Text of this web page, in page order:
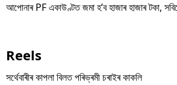
আপোনাৰ PF একাউণ্টত জমা হ’ব হাজাৰ হাজাৰ টকা,
Reels
সৰ্থেবাৰীৰ কাপলা বিলত পৰিভ্ৰমী চৰাইৰ কাকলি